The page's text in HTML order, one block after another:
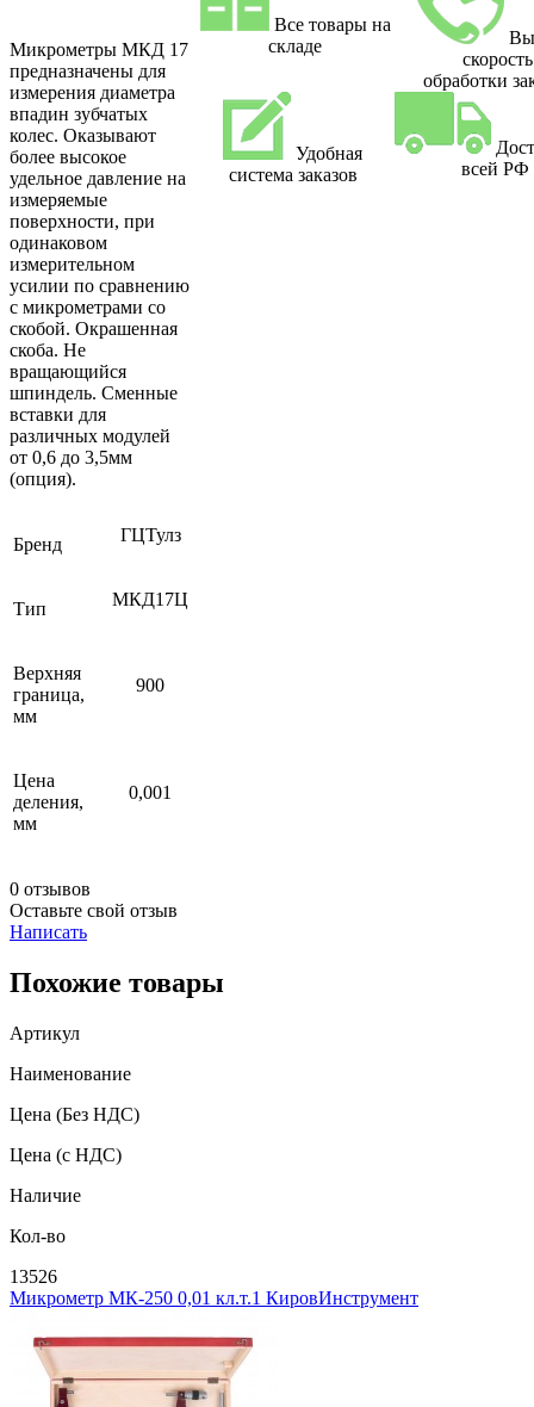
Микрометры МКД 17
предназначены для
измерения диаметра
впадин зубчатых
колес. Оказывают
более высокое
удельное давление на
измеряемые
поверхности, при
одинаковом
измерительном
усилии по сравнению
с микрометрами со
скобой. Окрашенная
скоба. Не
вращающийся
шпиндель. Сменные
вставки для
различных модулей
от 0,6 до 3,5мм
(опция).
Бренд ГЦТулз
Тип МКД17Ц
Верхняя
граница,
мм
900
Цена
деления,
мм
0,001
0 отзывов
Оставьте свой отзыв
Написать
Все товары на
складе
скорость
обработки
Удобная
система заказов
всей РФ
Похожие товары
Артикул
Наименование
Цена (Без НДС)
Цена (с НДС)
Наличие
Кол-во
13526
Микрометр МК-250 0,01 кл.т.1 КировИнструмент